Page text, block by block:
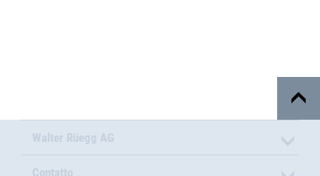
Walter Rüegg AG
Contatto